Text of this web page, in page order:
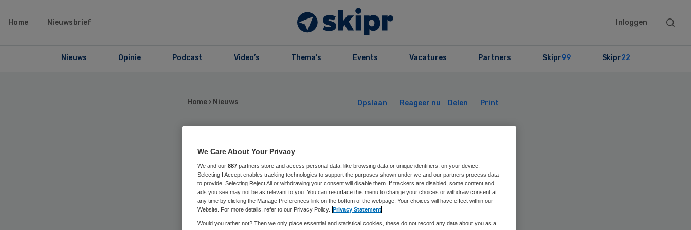
Home Nieuwsbrief Inloggen
Search
Nieuws Opinie Podcast Video’s Thema’s Events Vacatures Partners Skipr99 Skipr22
Home › Nieuws Opslaan Reageer nu Delen Print
IGZ uniformeert
calamiteitenmeldingen
We Care About Your Privacy
We and our 887 partners store and access personal data, like browsing data or unique identifiers, on your device.
Selecting I Accept enables tracking technologies to support the purposes shown under we and our partners process data
to provide. Selecting Reject All or withdrawing your consent will disable them. If trackers are disabled, some content and
ads you see may not be as relevant to you. You can resurface this menu to change your choices or withdraw consent at
any time by clicking the Manage Preferences link on the bottom of the webpage. Your choices will have effect within our
Website. For more details, refer to our Privacy Policy. Privacy Statement
Would you rather not? Then we only place essential and statistical cookies, these do not record any data about you as a